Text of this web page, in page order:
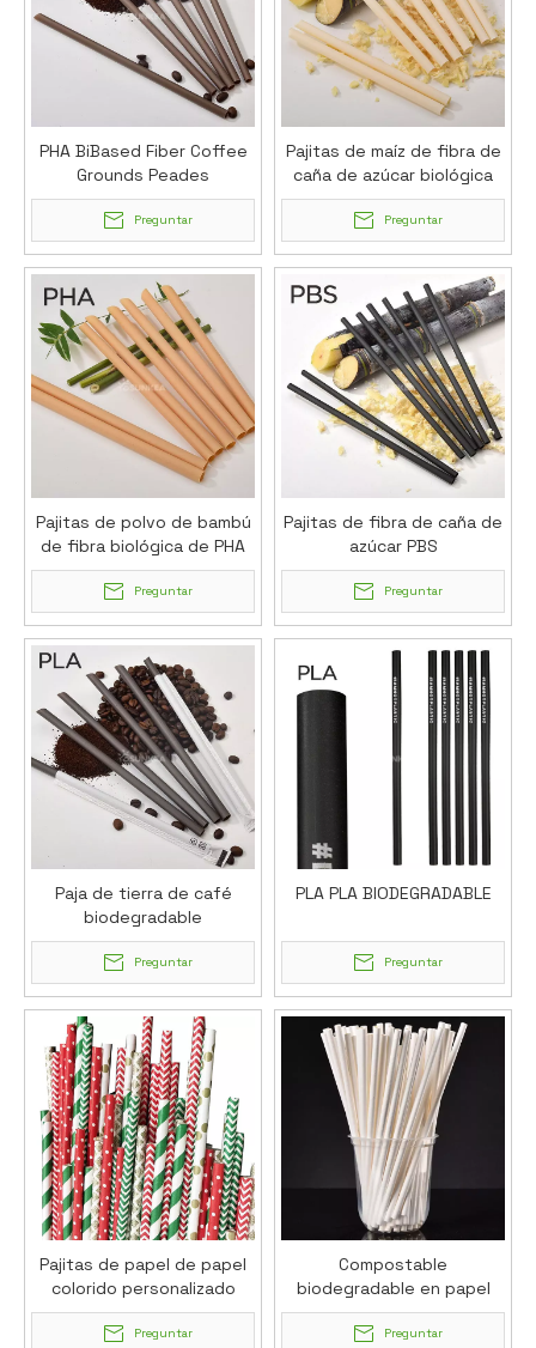
PHA BiBased Fiber Coffee
Grounds Peades
Preguntar
Pajitas de maíz de fibra de
caña de azúcar biológica
de PHA
Preguntar
Pajitas de polvo de bambú
de fibra biológica de PHA
Preguntar
Pajitas de fibra de caña de
azúcar PBS
Preguntar
Paja de tierra de café
biodegradable
Preguntar
PLA PLA BIODEGRADABLE
Preguntar
Pajitas de papel de papel
colorido personalizado
Preguntar
Compostable
biodegradable en papel
blanco ecológico que bebe
pajitas
Preguntar